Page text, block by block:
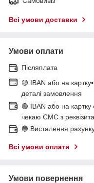
Всі умови доставки
Умови оплати
Післяплата
🟡 IBAN або на
деталі замовлення
🟢 IBAN або на
чекаю СМС з
🔵 Висталення
Всі умови оплати
Умови повернення